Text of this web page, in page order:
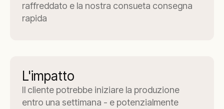
raffreddato e la nostra consueta consegna
rapida
L'impatto
Il cliente potrebbe iniziare la produzione
entro una settimana - e potenzialmente